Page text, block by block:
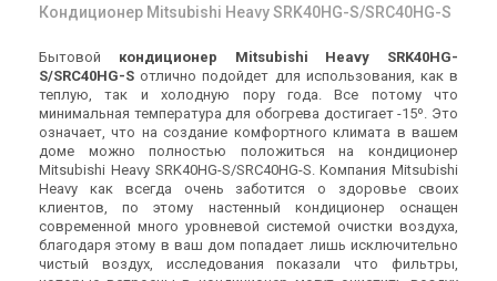
Кондиционер Mitsubishi Heavy SRK40HG-S/SRC40HG-S
Бытовой кондиционер Mitsubishi Heavy SRK40HG-
S/SRC40HG-S отлично подойдет для использования, как в
теплую, так и холодную пору года. Все потому что
минимальная температура для обогрева достигает -15º. Это
означает, что на создание комфортного климата в вашем
доме можно полностью положиться на кондиционер
Mitsubishi Heavy SRK40HG-S/SRC40HG-S. Компания Mitsubishi
Heavy как всегда очень заботится о здоровье своих
клиентов, по этому настенный кондиционер оснащен
современной много уровневой системой очистки воздуха,
благодаря этому в ваш дом попадает лишь исключительно
чистый воздух, исследования показали что фильтры,